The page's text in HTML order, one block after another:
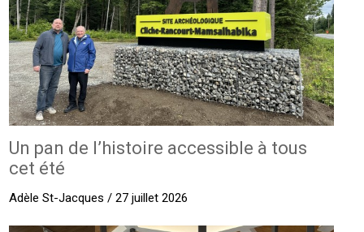
Un pan de l’histoire accessible à tous
cet été
Adèle St-Jacques / 27 juillet 2026